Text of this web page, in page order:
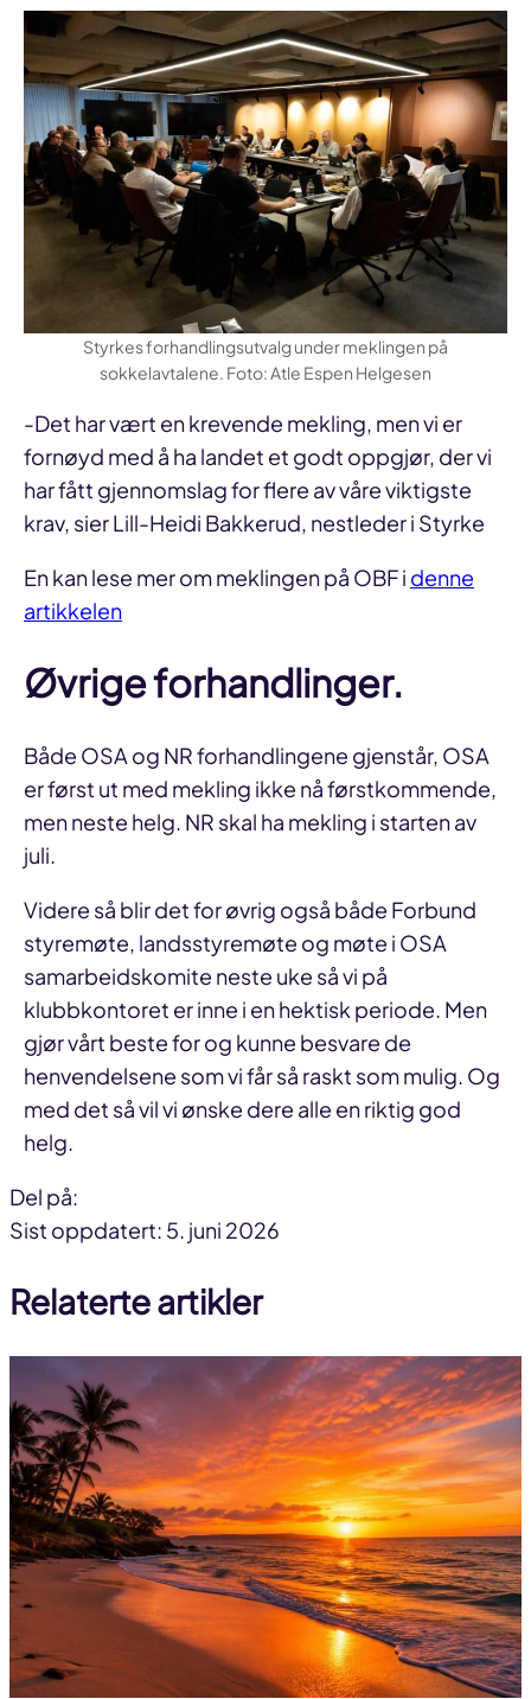
Styrkes forhandlingsutvalg under meklingen på
sokkelavtalene. Foto: Atle Espen Helgesen
-Det har vært en krevende mekling, men vi er
fornøyd med å ha landet et godt oppgjør, der vi
har fått gjennomslag for flere av våre viktigste
krav, sier Lill-Heidi Bakkerud, nestleder i Styrke
En kan lese mer om meklingen på OBF i denne
artikkelen
Øvrige forhandlinger.
Både OSA og NR forhandlingene gjenstår, OSA
er først ut med mekling ikke nå førstkommende,
men neste helg. NR skal ha mekling i starten av
juli.
Videre så blir det for øvrig også både Forbund
styremøte, landsstyremøte og møte i OSA
samarbeidskomite neste uke så vi på
klubbkontoret er inne i en hektisk periode. Men
gjør vårt beste for og kunne besvare de
henvendelsene som vi får så raskt som mulig. Og
med det så vil vi ønske dere alle en riktig god
helg.
Del på:
Del
facebook
Del
linkedin
Del
Sist oppdatert: 5. juni 2026
Relaterte artikler